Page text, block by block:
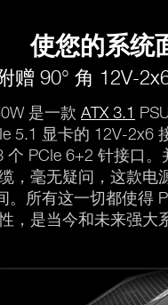
使您的系统
赠 90° 角 12V-
是一款 ATX 3.1
5.1 显卡的 12V-2x6
个 PCIe 6+2 针接口。
，毫无疑问，这款电
。所有这一切都使得
，是当今和未来强大